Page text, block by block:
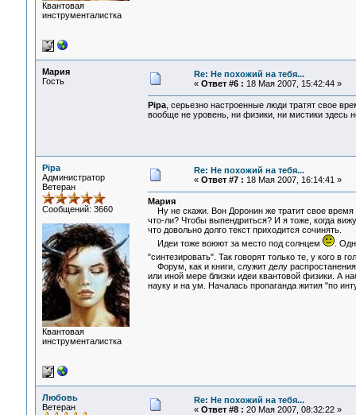
Квантовая
инструменталистка
Мария
Гость
Re: Не похожий на тебя...
« Ответ #6 : 18 Мая 2007, 15:42:44 »
Pipa, серьезно настроенные люди тратят свое
вообще не уровень, ни физики, ни мистики здесь
Pipa
Администратор
Ветеран
Сообщений: 3660
Квантовая
инструменталистка
Re: Не похожий на тебя...
« Ответ #7 : 18 Мая 2007, 16:14:41 »
Мария
Ну не скажи. Вон Доронин же тратит свое время
что-ли? Чтобы выпендриться? И я тоже, когда
что довольно долго текст приходится сочинять.
Идеи тоже воюют за место под солнцем
.
"синтезировать". Так говорят только те, у кого в
Форум, как и книги, служит делу
или иной мере близки идеи квантовой физики. А
науку и на ум. Началась пропаганда жития "по
Любовь
Ветеран
Re: Не похожий на тебя...
« Ответ #8 : 20 Мая 2007, 08:32:22 »